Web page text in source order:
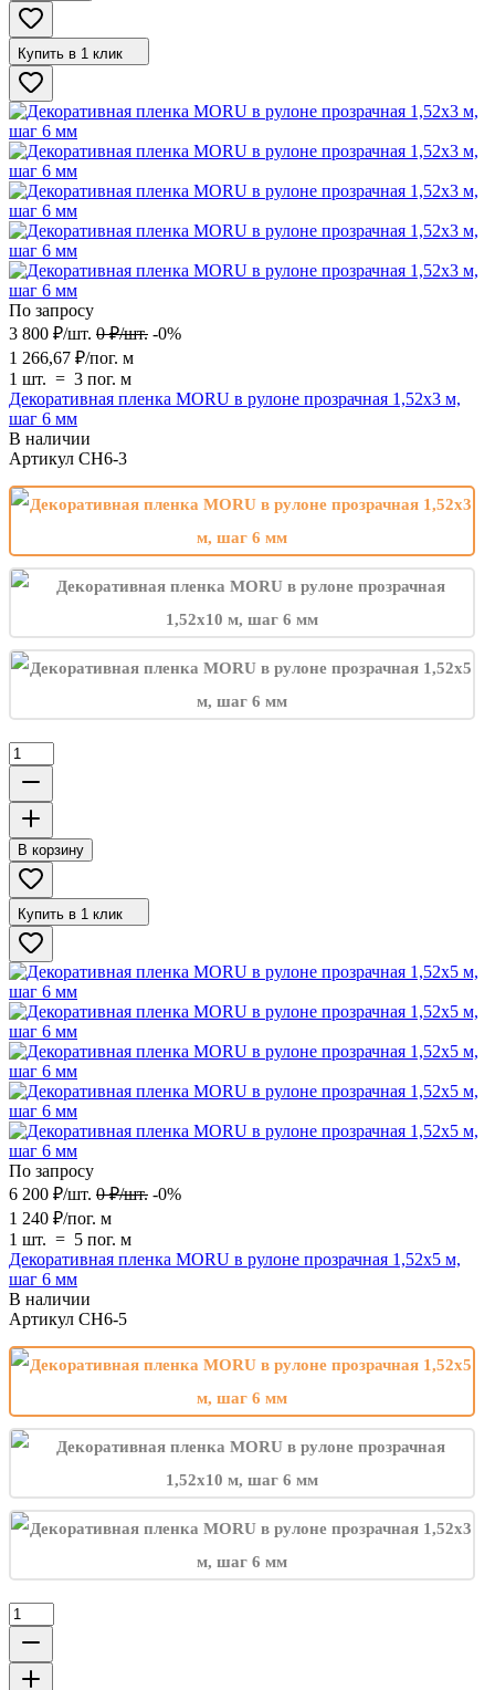
Купить в 1 клик
По запросу
3 800 ₽/шт. 0 ₽/шт. -0%
1 266,67 ₽/пог. м
1 шт. = 3 пог. м
Декоративная пленка MORU в рулоне прозрачная 1,52х3 м,
шаг 6 мм
В наличии
Артикул CH6-3
В корзину
Купить в 1 клик
По запросу
6 200 ₽/шт. 0 ₽/шт. -0%
1 240 ₽/пог. м
1 шт. = 5 пог. м
Декоративная пленка MORU в рулоне прозрачная 1,52х5 м,
шаг 6 мм
В наличии
Артикул CH6-5